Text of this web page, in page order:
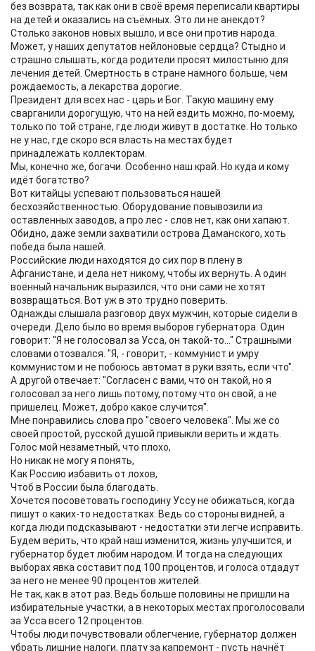
без возврата, так как они в своё время переписали квартиры
на детей и оказались на съёмных. Это ли не анекдот?
Столько законов новых вышло, и все они против народа.
Может, у наших депутатов нейлоновые сердца? Стыдно и
страшно слышать, когда родители просят милостыню для
лечения детей. Смертность в стране намного больше, чем
рождаемость, а лекарства дорогие.
Президент для всех нас - царь и Бог. Такую машину ему
сварганили дорогущую, что на ней ездить можно, по-моему,
только по той стране, где люди живут в достатке. Но только
не у нас, где скоро вся власть на местах будет
принадлежать коллекторам.
Мы, конечно же, богачи. Особенно наш край. Но куда и кому
идёт богатство?
Вот китайцы успевают пользоваться нашей
бесхозяйственностью. Оборудование повывозили из
оставленных заводов, а про лес - слов нет, как они хапают.
Обидно, даже земли захватили острова Даманского, хоть
победа была нашей.
Российские люди находятся до сих пор в плену в
Афганистане, и дела нет никому, чтобы их вернуть. А один
военный начальник выразился, что они сами не хотят
возвращаться. Вот уж в это трудно поверить.
Однажды слышала разговор двух мужчин, которые сидели в
очереди. Дело было во время выборов губернатора. Один
говорит: "Я не голосовал за Усса, он такой-то..." Страшными
словами отозвался. "Я, - говорит, - коммунист и умру
коммунистом и не побоюсь автомат в руки взять, если что".
А другой отвечает: "Согласен с вами, что он такой, но я
голосовал за него лишь потому, потому что он свой, а не
пришелец. Может, добро какое случится".
Мне понравились слова про "своего человека". Мы же со
своей простой, русской душой привыкли верить и ждать.
Голос мой незаметный, что плохо,
Но никак не могу я понять,
Как Россию избавить от лохов,
Чтоб в России была благодать.
Хочется посоветовать господину Уссу не обижаться, когда
пишут о каких-то недостатках. Ведь со стороны видней, а
когда люди подсказывают - недостатки эти легче исправить.
Будем верить, что край наш изменится, жизнь улучшится, и
губернатор будет любим народом. И тогда на следующих
выборах явка составит под 100 процентов, и голоса отдадут
за него не менее 90 процентов жителей.
Не так, как в этот раз. Ведь больше половины не пришли на
избирательные участки, а в некоторых местах проголосовали
за Усса всего 12 процентов.
Чтобы люди почувствовали облегчение, губернатор должен
убрать лишние налоги, плату за капремонт - пусть начнёт